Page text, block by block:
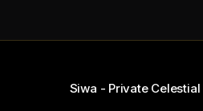
Siwa - Private